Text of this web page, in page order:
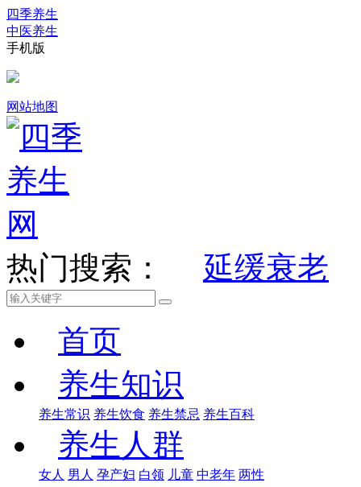
四季养生
中医养生
手机版
网站地图
热门搜索： 延缓衰老
首页
养生知识
养生常识 养生饮食 养生禁忌 养生百科
养生人群
女人 男人 孕产妇 白领 儿童 中老年 两性